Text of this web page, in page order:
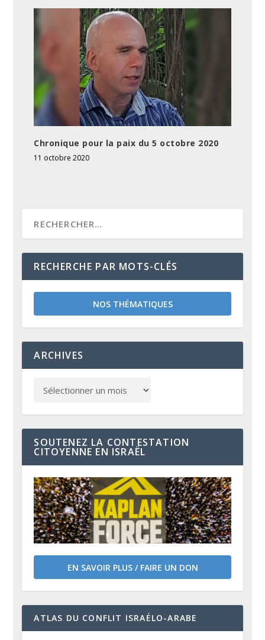
Chronique pour la paix du 5 octobre 2020
11 octobre 2020
RECHERCHE PAR MOTS-CLÉS
NOS THÉMATIQUES
ARCHIVES
SOUTENEZ LA CONTESTATION
CITOYENNE EN ISRAËL
EN SAVOIR PLUS / FAIRE UN DON
ATLAS DU CONFLIT ISRAÉLO-ARABE